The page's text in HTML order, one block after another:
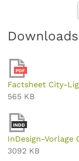
Downloads
PDF
Factsheet City-
565 KB
INDD
InDesign-
3092 KB